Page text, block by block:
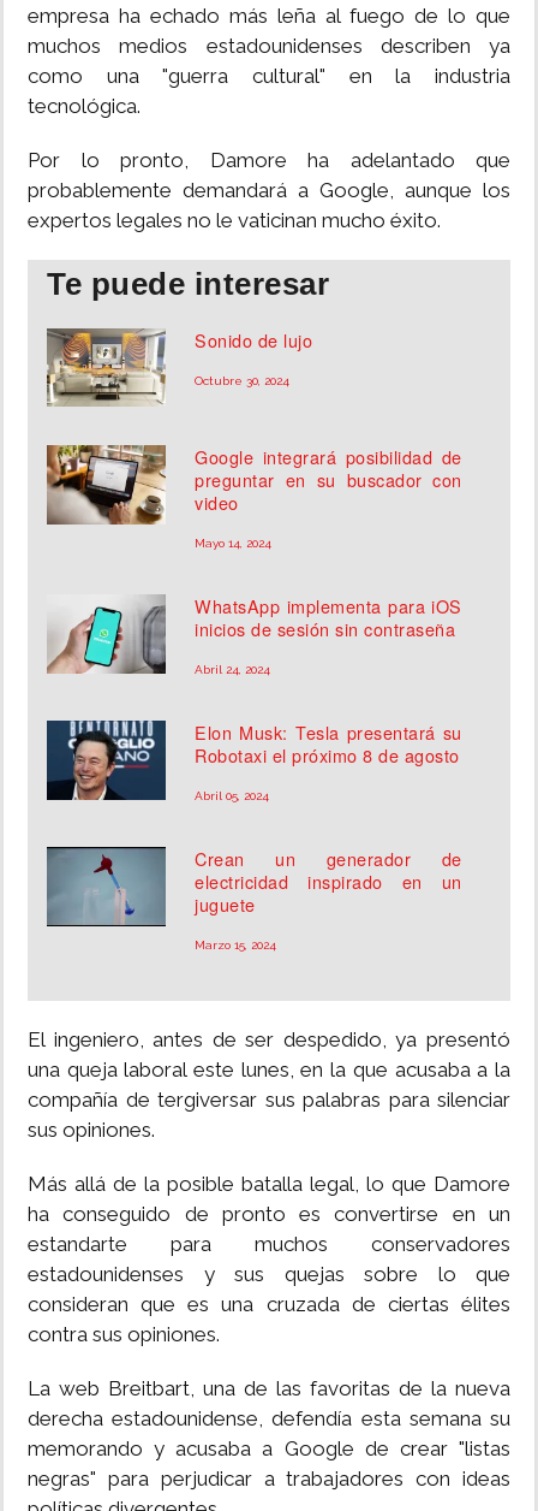
empresa ha echado más leña al fuego de lo que
muchos medios estadounidenses describen ya
como una "guerra cultural" en la industria
tecnológica.
Por lo pronto, Damore ha adelantado que
probablemente demandará a Google, aunque los
expertos legales no le vaticinan mucho éxito.
Te puede interesar
Sonido de lujo
Octubre 30, 2024
Google integrará posibilidad de
preguntar en su buscador con
video
Mayo 14, 2024
WhatsApp implementa para iOS
inicios de sesión sin contraseña
Abril 24, 2024
Elon Musk: Tesla presentará su
Robotaxi el próximo 8 de agosto
Abril 05, 2024
Crean un generador de
electricidad inspirado en un
juguete
Marzo 15, 2024
El ingeniero, antes de ser despedido, ya presentó
una queja laboral este lunes, en la que acusaba a la
compañía de tergiversar sus palabras para silenciar
sus opiniones.
Más allá de la posible batalla legal, lo que Damore
ha conseguido de pronto es convertirse en un
estandarte para muchos conservadores
estadounidenses y sus quejas sobre lo que
consideran que es una cruzada de ciertas élites
contra sus opiniones.
La web Breitbart, una de las favoritas de la nueva
derecha estadounidense, defendía esta semana su
memorando y acusaba a Google de crear "listas
negras" para perjudicar a trabajadores con ideas